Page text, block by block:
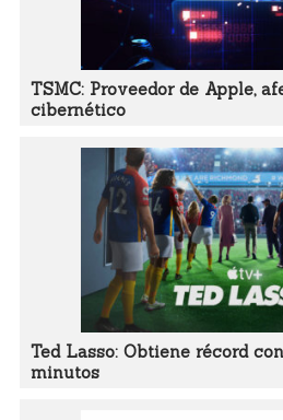
TSMC: Proveedor de Apple,
cibernético
Ted Lasso: Obtiene récord
minutos